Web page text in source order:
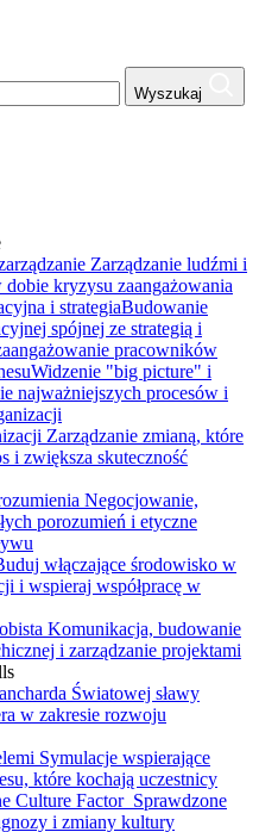
Wyszukaj
Zarządzanie ludźmi i
kryzysu zaangażowania
i strategiaBudowanie
spójnej ze strategią i
pracowników
Widzenie "big picture" i
najważniejszych procesów i
Zarządzanie zmianą, które
i zwiększa skuteczność
Negocjowanie,
porozumień i etyczne
włączające środowisko w
i wspieraj współpracę w
Komunikacja, budowanie
i zarządzanie projektami
Światowej sławy
w zakresie rozwoju
Symulacje wspierające
które kochają uczestnicy
Culture Factor Sprawdzone
i zmiany kultury